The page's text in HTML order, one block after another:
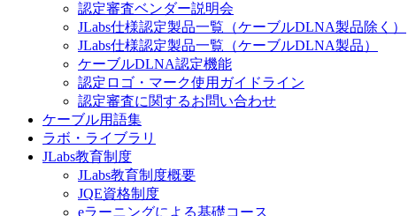
認定審査ベンダー説明会
JLabs仕様認定製品一覧（ケーブルDLNA製品除く）
JLabs仕様認定製品一覧（ケーブルDLNA製品）
ケーブルDLNA認定機能
認定ロゴ・マーク使用ガイドライン
認定審査に関するお問い合わせ
ケーブル用語集
ラボ・ライブラリ
JLabs教育制度
JLabs教育制度概要
JQE資格制度
eラーニングによる基礎コース